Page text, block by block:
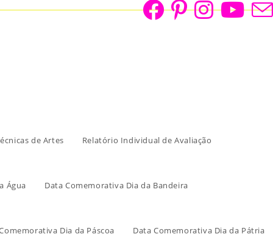
de Artes Relatório Individual de Avaliação
Água Data Comemorativa Dia da Bandeira
Dia da Páscoa Data Comemorativa Dia da Pátria